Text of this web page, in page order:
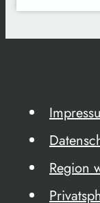
Region